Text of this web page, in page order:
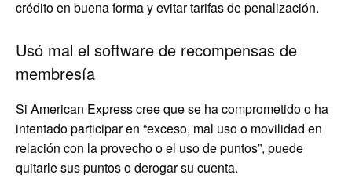
crédito en buena forma y evitar tarifas de penalización.
Usó mal el software de recompensas de
membresía
Si American Express cree que se ha comprometido o ha
intentado participar en “exceso, mal uso o movilidad en
relación con la provecho o el uso de puntos”, puede
quitarle sus puntos o derogar su cuenta.